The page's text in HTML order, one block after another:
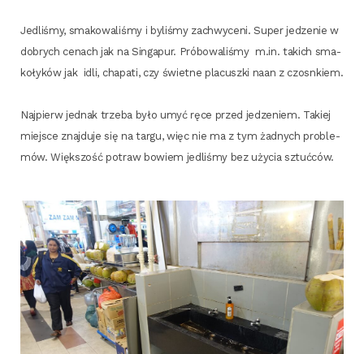
Jedli­śmy, sma­ko­wa­li­śmy i byli­śmy zachwy­ce­ni. Super jedze­nie w
dobrych cenach jak na Sin­ga­pur. Pró­bo­wa­li­śmy m.in. takich sma­
ko­ły­ków jak idli, cha­pa­ti, czy świet­ne pla­cusz­ki naan z czosnkiem.
Naj­pierw jed­nak trze­ba było umyć ręce przed jedze­niem. Takiej
miej­sce znaj­du­je się na tar­gu, więc nie ma z tym żad­nych pro­ble­
mów. Więk­szość potraw bowiem jedli­śmy bez uży­cia sztućców.